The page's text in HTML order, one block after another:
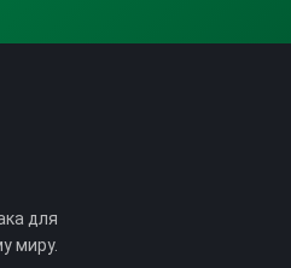
для
миру.